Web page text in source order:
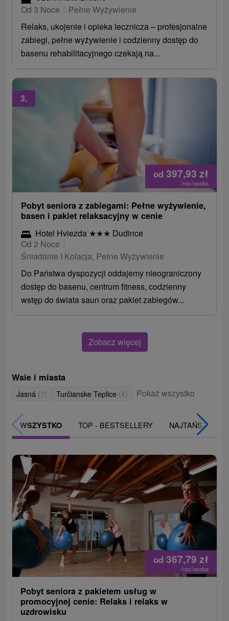
Od 3 Noce
Pełne Wyżywienie
Relaks, ukojenie i opieka lecznicza – profesjonalne
zabiegi, pełne wyżywienie i codzienny dostęp do
basenu rehabilitacyjnego czekają na...
od 397,93 zł
/noc/osoba
3.
Pobyt seniora z zabiegami: Pełne wyżywienie,
basen i pakiet relaksacyjny w cenie
Hotel Hviezda ★★★ Dudince
Od 2 Noce
Śniadanie I Kolacja, Pełne Wyżywienie
Do Państwa dyspozycji oddajemy nieograniczony
dostęp do basenu, centrum fitness, codzienny
wstęp do świata saun oraz pakiet zabiegów...
Zobacz więcej
Wsie i miasta
Jasná (7) Turčianske Teplice (4) Pokaż wszystko
WSZYSTKO TOP - BESTSELLERY NAJTAŃSZE
od 367,79 zł
/noc/osoba
Pobyt seniora z pakietem usług w
promocyjnej cenie: Relaks i relaks w
uzdrowisku